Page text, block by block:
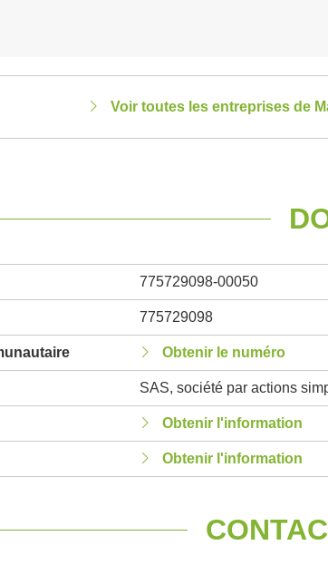
Voir toutes les entreprises de
775729098-00050
775729098
Obtenir le numéro
SAS, société par actions
Obtenir l'information
Obtenir l'information